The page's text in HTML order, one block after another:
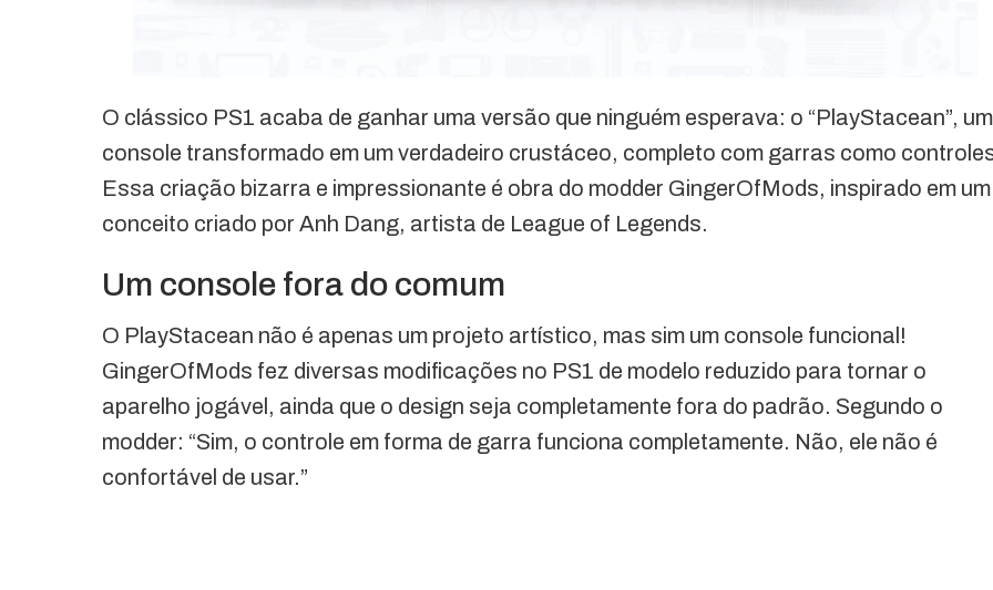
O clássico PS1 acaba de ganhar uma versão que ninguém esperava: o “PlayStacean”, um
console transformado em um verdadeiro crustáceo, completo com garras como
Essa criação bizarra e impressionante é obra do modder GingerOfMods, inspirado em um
conceito criado por Anh Dang, artista de League of Legends.
Um console fora do comum
O PlayStacean não é apenas um projeto artístico, mas sim um console funcional!
GingerOfMods fez diversas modificações no PS1 de modelo reduzido para tornar o
aparelho jogável, ainda que o design seja completamente fora do padrão. Segundo o
modder: “Sim, o controle em forma de garra funciona completamente. Não, ele não é
confortável de usar.”